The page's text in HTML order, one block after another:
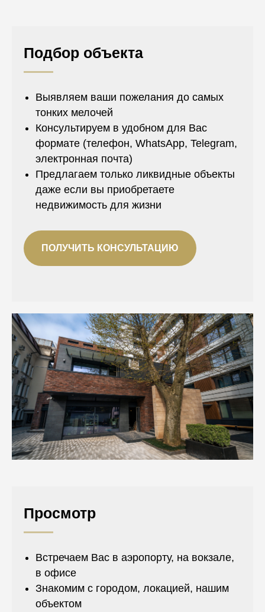
Подбор объекта
Выявляем ваши пожелания до самых
тонких мелочей
Консультируем в удобном для Вас
формате (телефон, WhatsApp, Telegram,
электронная почта)
Предлагаем только ликвидные объекты
даже если вы приобретаете
недвижимость для жизни
ПОЛУЧИТЬ КОНСУЛЬТАЦИЮ
Просмотр
Встречаем Вас в аэропорту, на вокзале,
в офисе
Знакомим с городом, локацией, нашим
объектом